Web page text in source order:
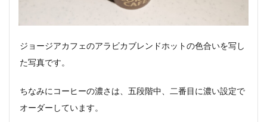
ジョージアカフェのアラビカブレンドホットの色合いを写し
た写真です。
ちなみにコーヒーの濃さは、五段階中、二番目に濃い設定で
オーダーしています。